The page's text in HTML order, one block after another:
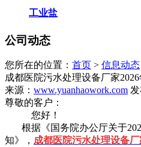
工业盐
公司动态
您所在的位置： 首页 > 信息动态
成都医院污水处理设备厂家
来源： www.yuanhaowork.com 发
尊敬的客户：
您好！
根据《国务院办公厅关于
知》， 成都医院污水处理设备厂